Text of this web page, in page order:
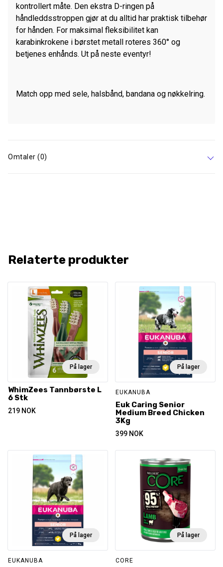
kontrollert måte. Den ekstra D-ringen på
håndleddsstroppen gjør at du alltid har praktisk tilbehør
for hånden. For maksimal fleksibilitet kan
karabinkrokene i børstet metall roteres 360° og
betjenes enhånds. Ut på neste eventyr!
Match opp med sele, halsbånd, bandana og nøkkelring.
Omtaler (0)
Relaterte produkter
På lager
WhimZees Tannbørste L
6 Stk
219 NOK
På lager
EUKANUBA
Euk Caring Senior
Medium Breed Chicken
3Kg
399 NOK
På lager
EUKANUBA
På lager
CORE